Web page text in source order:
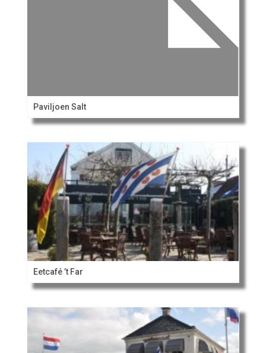
Paviljoen Salt
Eetcafé ’t Far